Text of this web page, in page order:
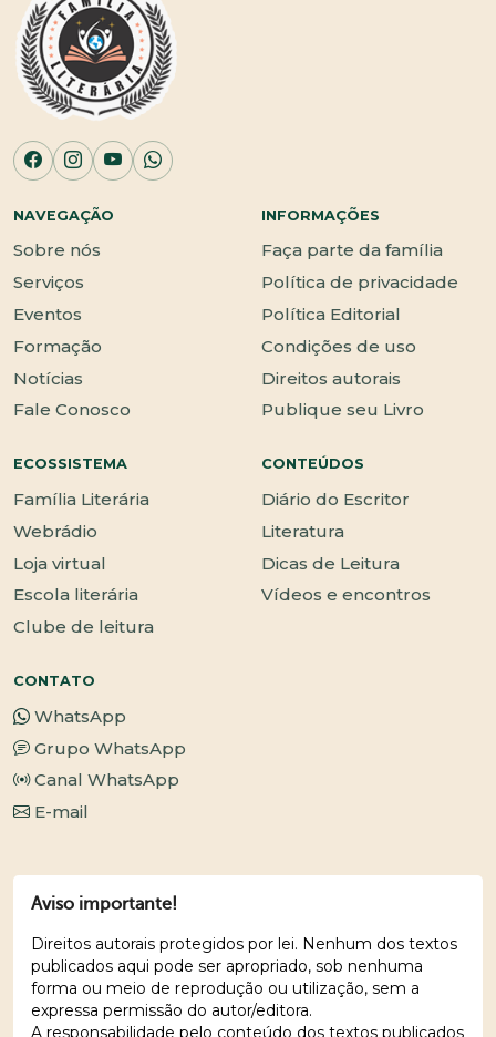
NAVEGAÇÃO
Sobre nós
Serviços
Eventos
Formação
Notícias
Fale Conosco
INFORMAÇÕES
Faça parte da família
Política de privacidade
Política Editorial
Condições de uso
Direitos autorais
Publique seu Livro
ECOSSISTEMA
Família Literária
Webrádio
Loja virtual
Escola literária
Clube de leitura
CONTEÚDOS
Diário do Escritor
Literatura
Dicas de Leitura
Vídeos e encontros
CONTATO
WhatsApp
Grupo WhatsApp
Canal WhatsApp
E-mail
Aviso importante!
Direitos autorais protegidos por lei. Nenhum dos textos
publicados aqui pode ser apropriado, sob nenhuma
forma ou meio de reprodução ou utilização, sem a
expressa permissão do autor/editora.
A responsabilidade pelo conteúdo dos textos publicados